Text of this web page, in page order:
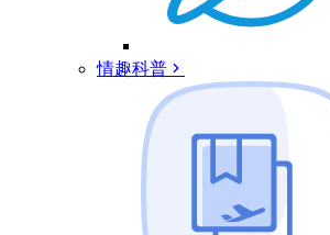
情趣科普